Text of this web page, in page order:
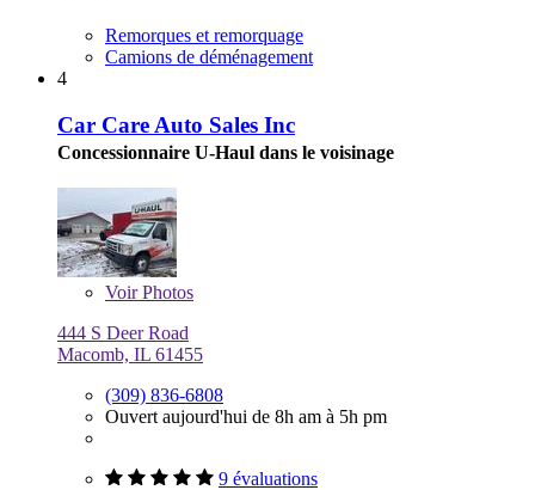
Remorques et remorquage
Camions de déménagement
4
Car Care Auto Sales Inc
Concessionnaire U-Haul dans le voisinage
VoirPhotos
444 S Deer Road
Macomb, IL 61455
(309) 836-6808
Ouvert aujourd'hui de 8h am à 5h pm
9 évaluations